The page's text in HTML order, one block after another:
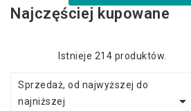
Najczęściej kupowane
Istnieje 214 produktów.
Sprzedaż, od najwyższej do
najniższej
